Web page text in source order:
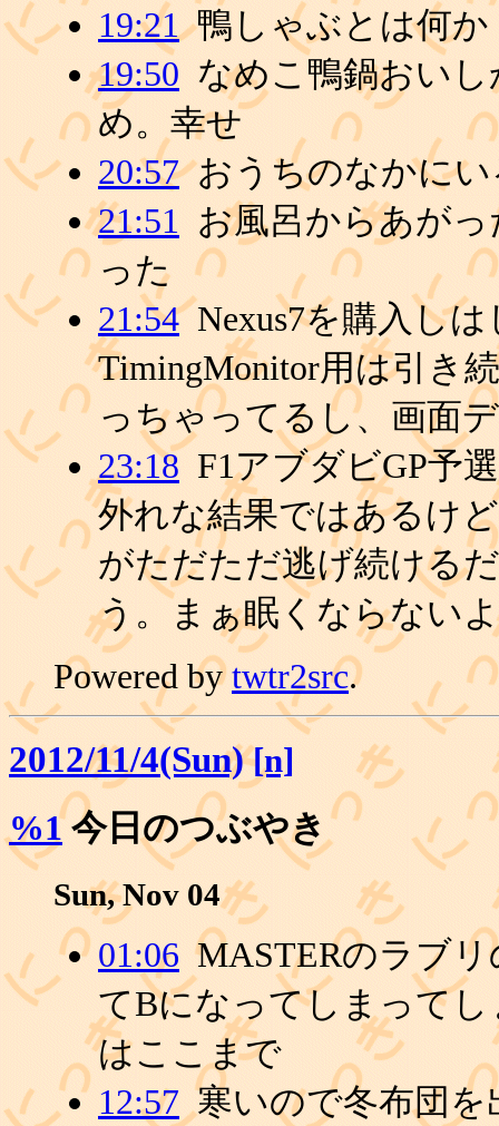
19:21 鴨しゃぶとは何か
19:50 なめこ鴨鍋おい
め。幸せ
20:57 おうちのなかに
21:51
お風呂からあが
った
21:54 Nexus7を購入し
TimingMonitor用は引き
っちゃってるし、画面
23:18 F1アブダビGP予
外れな結果ではあるけ
がただただ逃げ続ける
う。まぁ眠くならない
Powered bytwtr2src.
2012/11/4(Sun) [n]
%1今日のつぶやき
Sun, Nov 04
01:06 MASTERのラブ
てBになってしまって
はここまで
12:57 寒いので冬布団